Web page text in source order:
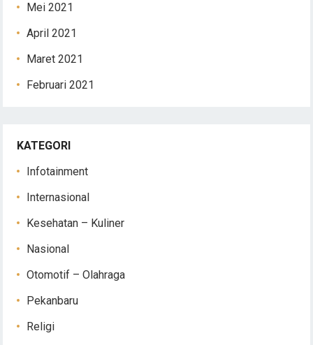
Mei 2021
April 2021
Maret 2021
Februari 2021
KATEGORI
Infotainment
Internasional
Kesehatan – Kuliner
Nasional
Otomotif – Olahraga
Pekanbaru
Religi